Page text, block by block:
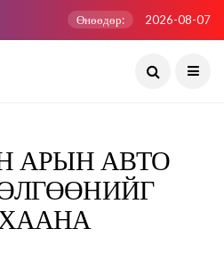
Өнөөдөр: 2026-08-07
АРЫН АВТО